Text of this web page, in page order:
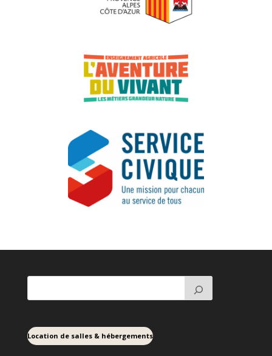
Location de salles & hébergements